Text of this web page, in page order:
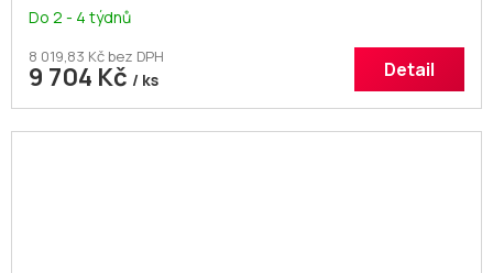
Do 2 - 4 týdnů
8 019,83 Kč bez DPH
9 704 Kč / ks Detail